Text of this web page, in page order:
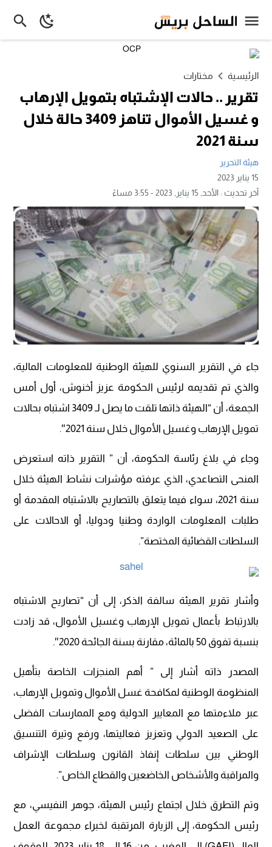
الرئيسية مختارات
تقرير .. حالات الإشتباه بتمويل الإرهاب
و غسيل الأموال تناهز 3409 حالة خلال
سنة 2021
هيئة التحرير
15 يناير 2023
آخر تحديث :الأحد, 15 يناير, 2023 - 3:55 مساءً
جاء في التقرير السنوي للهيئة الوطنية للمعلومات المالية،
والذي تم تقديمه لرئيس الحكومة عزيز أخنوش، أول أمس
الجمعة، أن “الهيئة ذاتها تلقت ما يصل لـ 3409 اشتباه بحالات
تمويل الإرهاب وغسيل الأموال خلال سنة 2021″.
وجاء في بلاغ رئاسة الحكومة، أن ” التقرير ذاته استعرض
المنحى التصاعدي، الذي عرفته مؤشرات نشاط الهيئة خلال
سنة 2021، سواء فيما يتعلق بالتصاريح بالاشتباه المقدمة أو
طلبات المعلومات الواردة وطنيا ودوليا، أو الاحالات على
السلطات القضائية المختصة”.
وأشار تقرير الهيئة سالفة الذكر، إلى أن “تصاريح الاشتباه
بالارتباط بأعمال تمويل الإرهاب وغسيل الأموال، قد زادت
بنسبة تفوق 50 بالمائة، مقارنة بسنة الجائحة 2020″.
المصدر ذاته أشار إلى ” أهم المنجزات الخاصة بتأهيل
المنظومة الوطنية لمكافحة غسل الأموال وتمويل الإرهاب،
عبر ملاءمتها مع المعايير الدولية ومع الممارسات الفضلى
على الصعيد الدولي وتعزيز فعاليتها، ورفع وتيرة التنسيق
الوطني بين سلطات إنفاذ القانون وسلطات الإشراف
والمراقبة والأشخاص الخاضعين والقطاع الخاص”.
وتم التطرق خلال اجتماع رئيس الهيئة، جوهر النفيسي، مع
رئيس الحكومة، إلى الزيارة المرتقبة لخبراء مجموعة العمل